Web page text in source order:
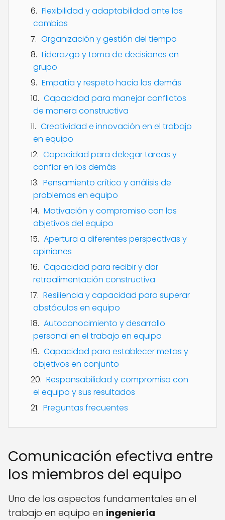
Flexibilidad y adaptabilidad ante los
cambios
Organización y gestión del tiempo
Liderazgo y toma de decisiones en
grupo
Empatía y respeto hacia los demás
Capacidad para manejar conflictos
de manera constructiva
Creatividad e innovación en el trabajo
en equipo
Capacidad para delegar tareas y
confiar en los demás
Pensamiento crítico y análisis de
problemas en equipo
Motivación y compromiso con los
objetivos del equipo
Apertura a diferentes perspectivas y
opiniones
Capacidad para recibir y dar
retroalimentación constructiva
Resiliencia y capacidad para superar
obstáculos en equipo
Autoconocimiento y desarrollo
personal en el trabajo en equipo
Capacidad para establecer metas y
objetivos en conjunto
Responsabilidad y compromiso con
el equipo y sus resultados
Preguntas frecuentes
Comunicación efectiva entre
los miembros del equipo
Uno de los aspectos fundamentales en el
trabajo en equipo en ingeniería